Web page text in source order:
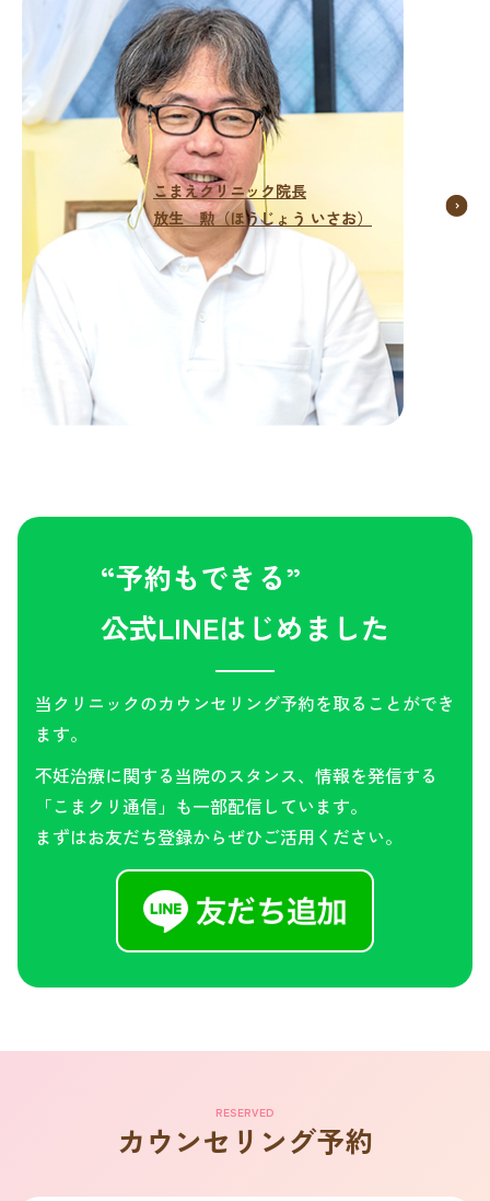
こまえクリニック院長
放生 勲（ほうじょう いさお）
“予約もできる”
公式LINEはじめました
当クリニックのカウンセリング予約を取ることができ
ます。
不妊治療に関する当院のスタンス、情報を発信する
「こまクリ通信」も一部配信しています。
まずはお友だち登録からぜひご活用ください。
RESERVED
カウンセリング予約